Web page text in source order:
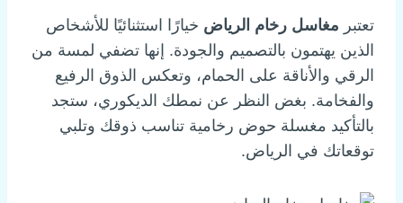
تعتبر مغاسل رخام الرياض خيارًا استثنائيًا للأشخاص
الذين يهتمون بالتصميم والجودة. إنها تضفي لمسة من
الرقي والأناقة على الحمام، وتعكس الذوق الرفيع
والفخامة. بغض النظر عن نمطك الديكوري، ستجد
بالتأكيد مغسلة حوض رخامية تناسب ذوقك وتلبي
توقعاتك في الرياض.